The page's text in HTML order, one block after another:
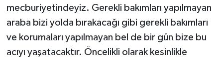
mecburiyetindeyiz. Gerekli bakımları yapılmayan
araba bizi yolda bırakacağı gibi gerekli bakımları
ve korumaları yapılmayan bel de bir gün bize bu
acıyı yaşatacaktır. Öncelikli olarak kesinlikle